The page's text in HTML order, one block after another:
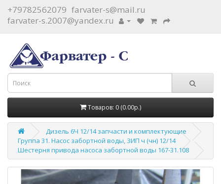
+79782562079 farvater-s@mail.ru
farvater-s.2007@yandex.ru
Товаров: 0 (0.00р.)
Дизель 6Ч 12/14 запчасти и комплектующие
Группа 31. Насос забортной воды, ЗИП ч (чн) 12/14
Шестерня привода насоса забортной воды 167-31.108